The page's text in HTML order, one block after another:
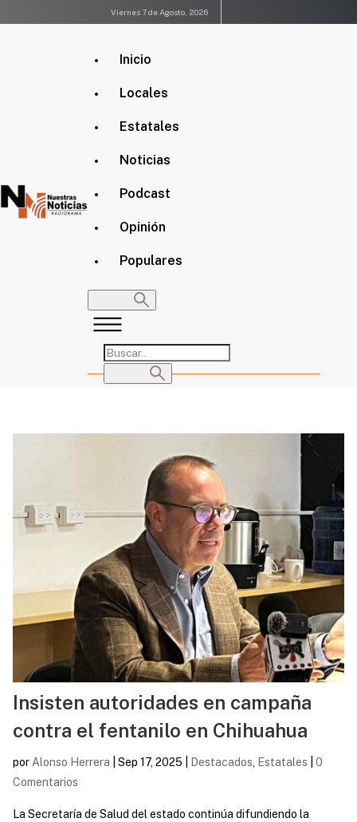
Viernes 7 de Agosto, 2026
Inicio
Locales
Estatales
Noticias
Podcast
Opinión
Populares
Insisten autoridades en campaña
contra el fentanilo en Chihuahua
porAlonso Herrera Sep 17, 2025 Destacados, Estatales
0
Comentarios
La Secretaría de Salud del estado continúa difundiendo la